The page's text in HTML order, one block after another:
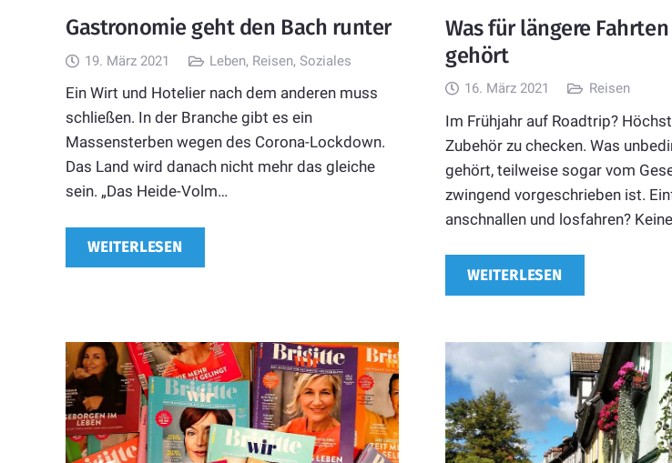
Gastronomie geht den Bach runter
19. März 2021 Leben, Reisen, Soziales
Ein Wirt und Hotelier nach dem anderen muss
schließen. In der Branche gibt es ein
Massensterben wegen des Corona-Lockdown.
Das Land wird danach nicht mehr das gleiche
sein. „Das Heide-Volm…
WEITERLESEN
Was für längere
gehört
16. März 2021 Reisen
Im Frühjahr auf Roadtrip?
Zubehör zu checken. Was
gehört, teilweise sogar vom
zwingend vorgeschrieben ist.
anschnallen und losfahren?
WEITERLESEN